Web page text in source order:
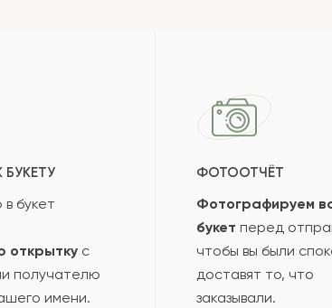
М
М Мейз
БУКЕТУ
букет
открытку с
получателю
имени.
ФОТООТЧЁТ
Фотографируем
букет перед
чтобы вы были
доставят то, что
заказывали.